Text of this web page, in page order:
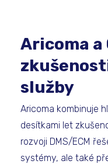
Aricoma a
služby
Aricoma kombinuje
desítkami let
rozvoji DMS/ECM
systémy, ale také